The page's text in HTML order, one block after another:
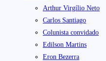
Arthur Virgílio Neto
Carlos Santiago
Colunista convidado
Edilson Martins
Eron Bezerra